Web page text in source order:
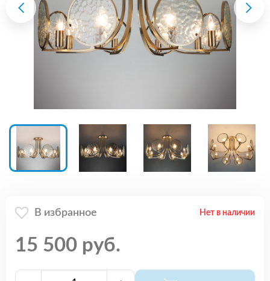
В избранное Нет в наличии
15 500 руб.